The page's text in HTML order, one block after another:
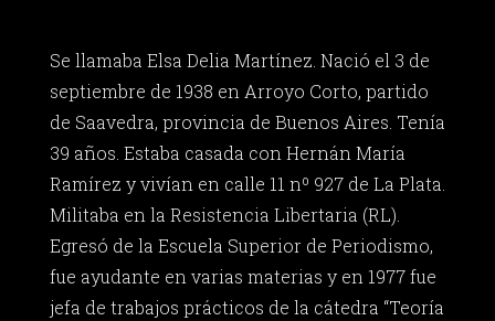
Se llamaba Elsa Delia Martínez. Nació el 3 de
septiembre de 1938 en Arroyo Corto, partido
de Saavedra, provincia de Buenos Aires. Tenía
39 años. Estaba casada con Hernán María
Ramírez y vivían en calle 11 nº 927 de La Plata.
Militaba en la Resistencia Libertaria (RL).
Egresó de la Escuela Superior de Periodismo,
fue ayudante en varias materias y en 1977 fue
jefa de trabajos prácticos de la cátedra “Teoría